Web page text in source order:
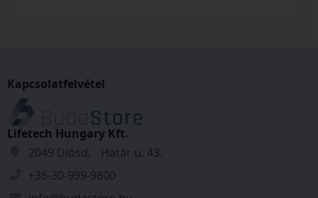
Kapcsolatfelvétel
Lifetech Hungary Kft.
2049 Diósd, Határ u. 43.
+36-30-999-9800